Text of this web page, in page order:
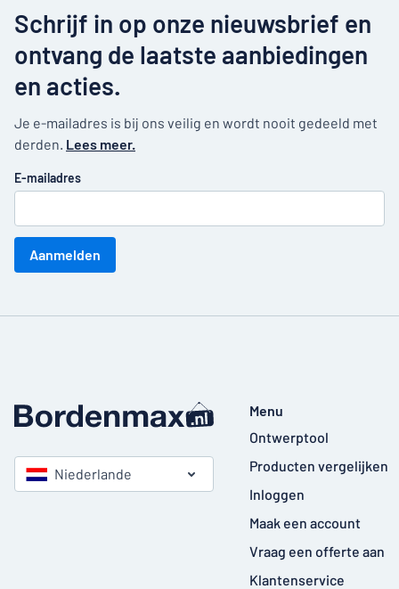
Schrijf in op onze nieuwsbrief en
ontvang de laatste aanbiedingen
en acties.
Je e-mailadres is bij ons veilig en wordt nooit gedeeld met
derden. Lees meer.
E-mailadres
Aanmelden
Niederlande
Menu
Ontwerptool
Producten vergelijken
Inloggen
Maak een account
Vraag een offerte aan
Klantenservice